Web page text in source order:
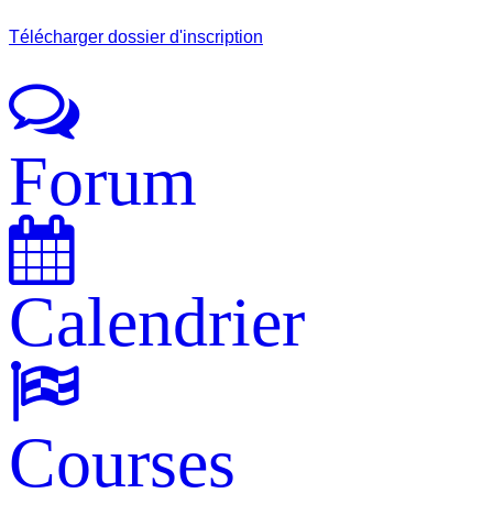
Télécharger dossier d'inscription
Forum
Calendrier
Courses